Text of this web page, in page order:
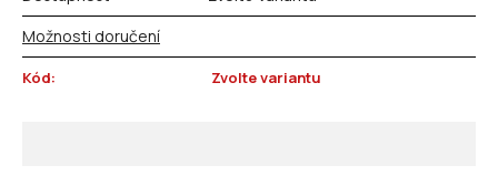
Možnosti doručení
Kód: Zvolte variantu